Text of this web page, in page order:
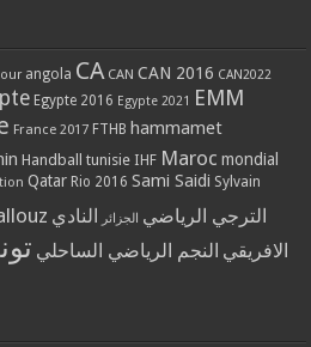
angola CA CAN CAN 2016 CAN2022
Egypte 2016 Egypte 2021 EMM
France 2017 FTHB hammamet
Handball tunisie IHF Maroc mondial
Qatar Rio 2016 Sami Saidi Sylvain
الترجي الرياضي الجزائر النادي
الافريقي النجم الرياضي الساحلي